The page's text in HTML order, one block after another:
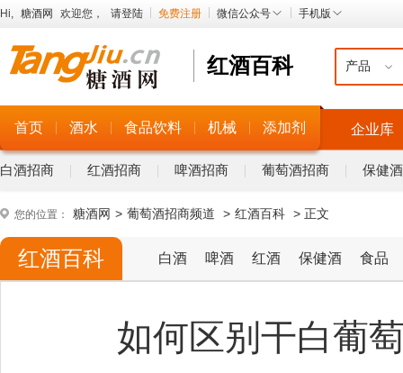
Hi, 糖酒网 欢迎您， 请登陆 免费注册 微信公众号 手机版
红酒百科
首页 酒水 食品饮料 机械 添加剂 企业库
白酒招商 红酒招商 啤酒招商 葡萄酒招商 保健
您的位置： 糖酒网 > 葡萄酒招商频道 > 红酒百科 > 正文
红酒百科 白酒 啤酒 红酒 保健酒 食品
如何区别干白葡